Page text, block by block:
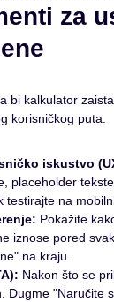
za
bi kalkulator
korisničkog puta.
iskustvo
placeholder
testirajte na
Pokažite
iznose pored
na kraju.
Nakon što se
Dugme "Naručite